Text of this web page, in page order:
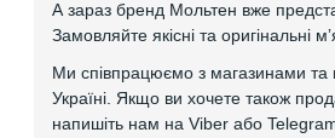
А зараз бренд Мольтен вже
Замовляйте якісні та оригінальні
Ми співпрацюємо з магазинами
Україні. Якщо ви хочете також
напишіть нам на Viber або